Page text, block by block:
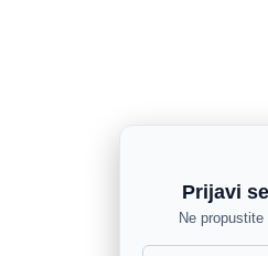
Prijavi
Ne